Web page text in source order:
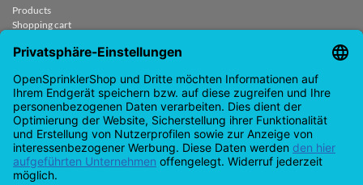
Products
Shopping cart
My account
CONTACT
support@opensprinklershop.de
07254-4045434
Contact page